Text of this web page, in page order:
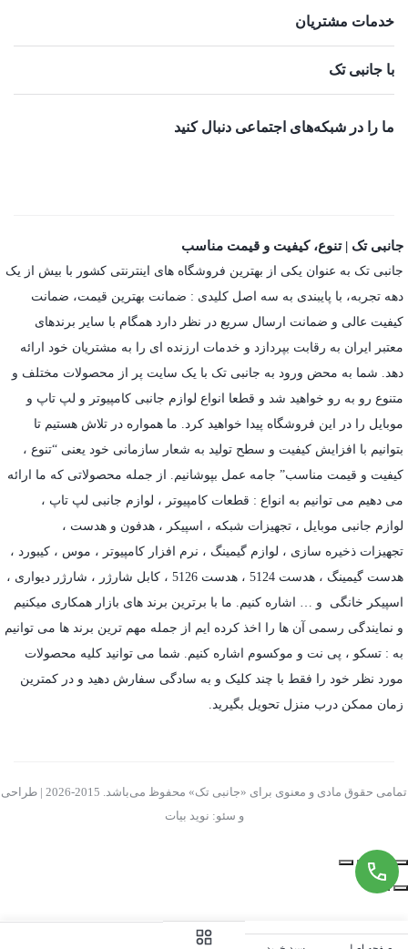
خدمات مشتریان
با جانبی تک
ما را در شبکه‌های اجتماعی دنبال کنید
جانبی تک | تنوع، کیفیت و قیمت مناسب
جانبی تک به عنوان یکی از بهترین فروشگاه های اینترنتی کشور با بیش از یک
دهه تجربه، با پایبندی به سه اصل کلیدی : ضمانت بهترین قیمت، ضمانت
کیفیت عالی و ضمانت ارسال سریع در نظر دارد همگام با سایر برندهای
معتبر ایران به رقابت بپردازد و خدمات ارزنده ای را به مشتریان خود ارائه
دهد. شما به محض ورود به جانبی تک با یک سایت پر از محصولات مختلف و
متنوع رو به رو خواهید شد و قطعا انواع لوازم جانبی کامپیوتر و لپ تاپ و
موبایل را در این فروشگاه پیدا خواهید کرد. ما همواره در تلاش هستیم تا
بتوانیم با افزایش کیفیت و سطح تولید به شعار سازمانی خود یعنی “تنوع ،
کیفیت و قیمت مناسب” جامه عمل بپوشانیم. از جمله محصولاتی که ما ارائه
می دهیم می توانیم به انواع : قطعات کامپیوتر ، لوازم جانبی لپ تاپ ،
لوازم جانبی موبایل ، تجهیزات شبکه ، اسپیکر ، هدفون و هدست ،
تجهیزات ذخیره سازی ، لوازم گیمینگ ، نرم افزار کامپیوتر ، موس ، کیبورد ،
هدست گیمینگ ، هدست 5124 ، هدست 5126 ، کابل شارژر ، شارژر دیواری ،
اسپیکر خانگی و … اشاره کنیم. ما با برترین برند های بازار همکاری میکنیم
و نمایندگی رسمی آن ها را اخذ کرده ایم از جمله مهم ترین برند ها می توانیم
به : تسکو ، پی نت و موکسوم اشاره کنیم. شما می توانید کلیه محصولات
مورد نظر خود را فقط با چند کلیک و به سادگی سفارش دهید و در کمترین
زمان ممکن درب منزل تحویل بگیرید.
تمامی حقوق مادی و معنوی برای «جانبی تک» محفوظ می‌باشد. 2015-2026 | طراحی
و سئو: نوید بیات